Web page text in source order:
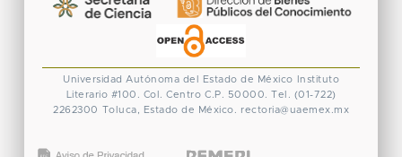
Universidad Autónoma del Estado de México
Instituto
Literario #100. Col. Centro C.P. 50000. Tel. (01-722)
2262300 Toluca, Estado de México. rectoria@uaemex.mx